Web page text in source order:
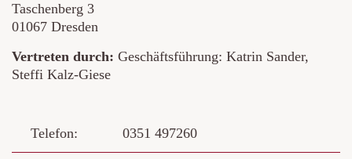
Taschenberg 3
01067 Dresden
Vertreten durch: Geschäftsführung: Katrin Sander,
Steffi Kalz-Giese
Telefon: 0351 497260